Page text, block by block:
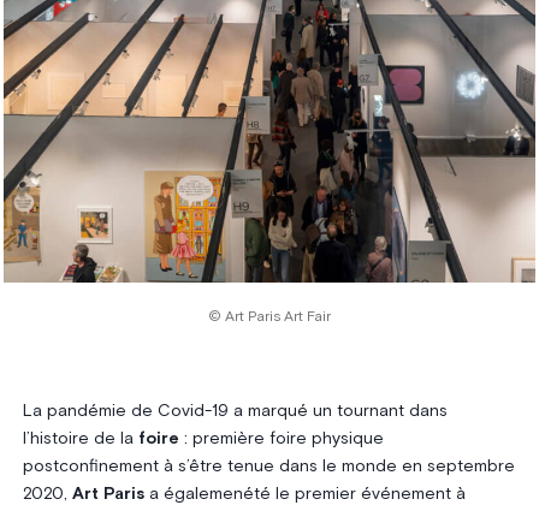
© Art Paris Art Fair
La pandémie de Covid-19 a marqué un tournant dans
l’histoire de la foire : première foire physique
postconfinement à s’être tenue dans le monde en septembre
2020, Art Parisa égalemenété le premier événement à